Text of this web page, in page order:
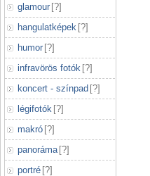
glamour [?]
hangulatképek [?]
humor [?]
infravörös fotók [?]
koncert - színpad [?]
légifotók [?]
makró [?]
panoráma [?]
portré [?]